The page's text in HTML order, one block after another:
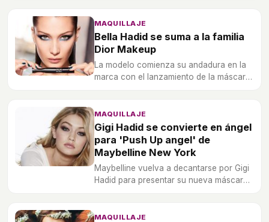
MAQUILLAJE
Bella Hadid se suma a la familia
Dior Makeup
La modelo comienza su andadura en la
marca con el lanzamiento de la máscara
MAQUILLAJE
Gigi Hadid se convierte en ángel
para 'Push Up angel' de
Maybelline New York
Maybelline vuelva a decantarse por Gigi
Hadid para presentar su nueva máscara
MAQUILLAJE